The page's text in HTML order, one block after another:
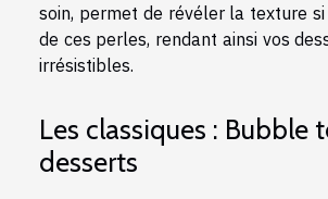
soin, permet de révéler la texture
de ces perles, rendant ainsi vos
irrésistibles.
Les classiques : Bubble
desserts